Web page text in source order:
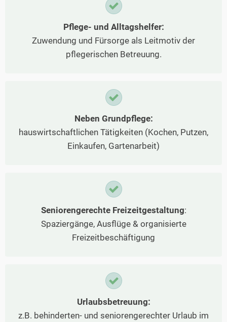
Pflege- und Alltagshelfer:
Zuwendung und Fürsorge als Leitmotiv der
pflegerischen Betreuung.
Neben Grundpflege:
hauswirtschaftlichen Tätigkeiten (Kochen, Putzen,
Einkaufen, Gartenarbeit)
Seniorengerechte Freizeitgestaltung:
Spaziergänge, Ausflüge & organisierte
Freizeitbeschäftigung
Urlaubsbetreuung:
z.B. behinderten- und seniorengerechter Urlaub im